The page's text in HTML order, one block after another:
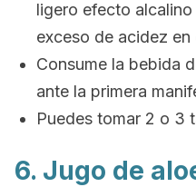
ligero efecto
exceso de acidez en
Consume la bebida
ante la primera
Puedes tomar 2 o 3
6. Jugo de